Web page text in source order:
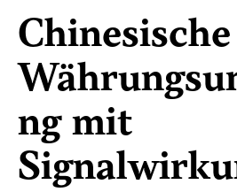
Chinesische
ng mit